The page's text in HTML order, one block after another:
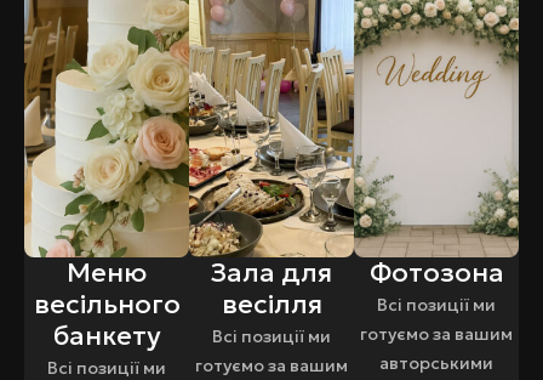
Меню
весільного
банкету
Всі позиції ми
Зала для
весілля
Всі позиції ми
готуємо за вашим
Фотозона
Всі позиції ми
готуємо за вашим
авторськими